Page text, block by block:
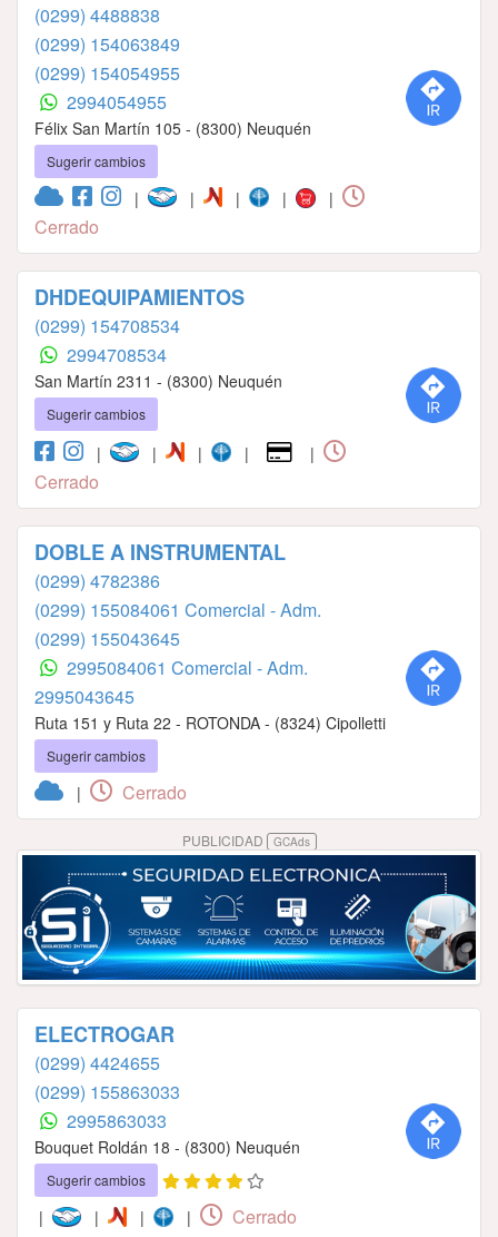
(0299) 4488838
(0299) 154063849
(0299) 154054955
2994054955
Félix San Martín 105 - (8300) Neuquén
Sugerir cambios
| | | | |
Cerrado
DHDEQUIPAMIENTOS
(0299) 154708534
2994708534
San Martín 2311 - (8300) Neuquén
Sugerir cambios
| | | | |
Cerrado
DOBLE A INSTRUMENTAL
(0299) 4782386
(0299) 155084061 Comercial - Adm.
(0299) 155043645
2995084061 Comercial - Adm.
2995043645
Ruta 151 y Ruta 22 - ROTONDA - (8324) Cipolletti
Sugerir cambios
| Cerrado
PUBLICIDAD GCAds
ELECTROGAR
(0299) 4424655
(0299) 155863033
2995863033
Bouquet Roldán 18 - (8300) Neuquén
Sugerir cambios
| | | | Cerrado